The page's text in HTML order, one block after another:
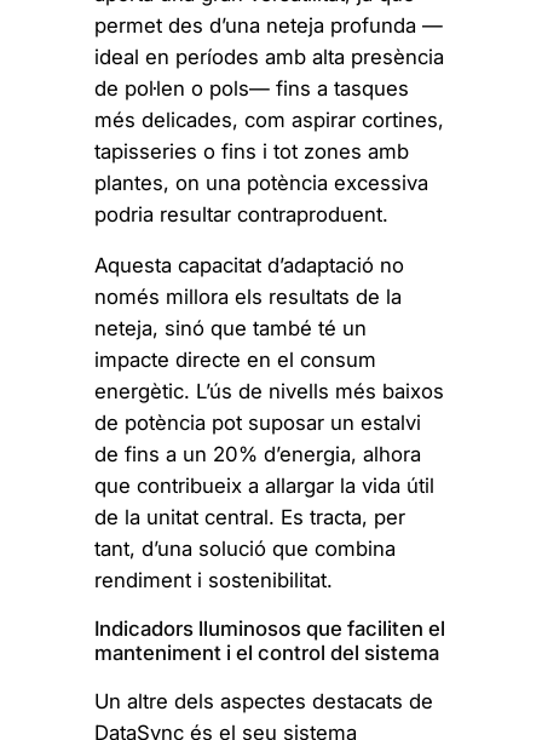
permet des d’una neteja profunda —
ideal en períodes amb alta presència
de pol·len o pols— fins a tasques
més delicades, com aspirar cortines,
tapisseries o fins i tot zones amb
plantes, on una potència excessiva
podria resultar contraproduent.
Aquesta capacitat d’adaptació no
només millora els resultats de la
neteja, sinó que també té un
impacte directe en el consum
energètic. L’ús de nivells més baixos
de potència pot suposar un estalvi
de fins a un 20% d’energia, alhora
que contribueix a allargar la vida útil
de la unitat central. Es tracta, per
tant, d’una solució que combina
rendiment i sostenibilitat.
Indicadors lluminosos que faciliten el
manteniment i el control del sistema
Un altre dels aspectes destacats de
DataSync és el seu sistema